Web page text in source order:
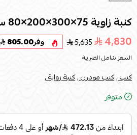
كنبة زاوية 75×300×200×80 سم - رمادي
4,830
5,635 وفر805.00
السعر شامل الضريبة
كنب ,كنب مودرن ,كنبة زواية ,
متوفر